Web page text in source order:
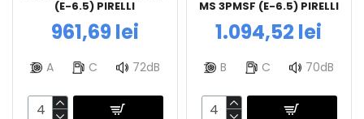
(E-6.5) PIRELLI
961,69 lei
A C 72dB
MS 3PMSF (E-6.5) PIRELLI
1.094,52 lei
B C 70dB